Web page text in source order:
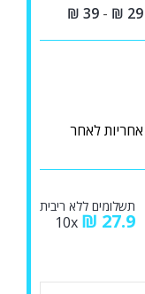
₪ 29
-
₪ 39
לאחר
תשלומים ללא ריבית
₪ 27.9